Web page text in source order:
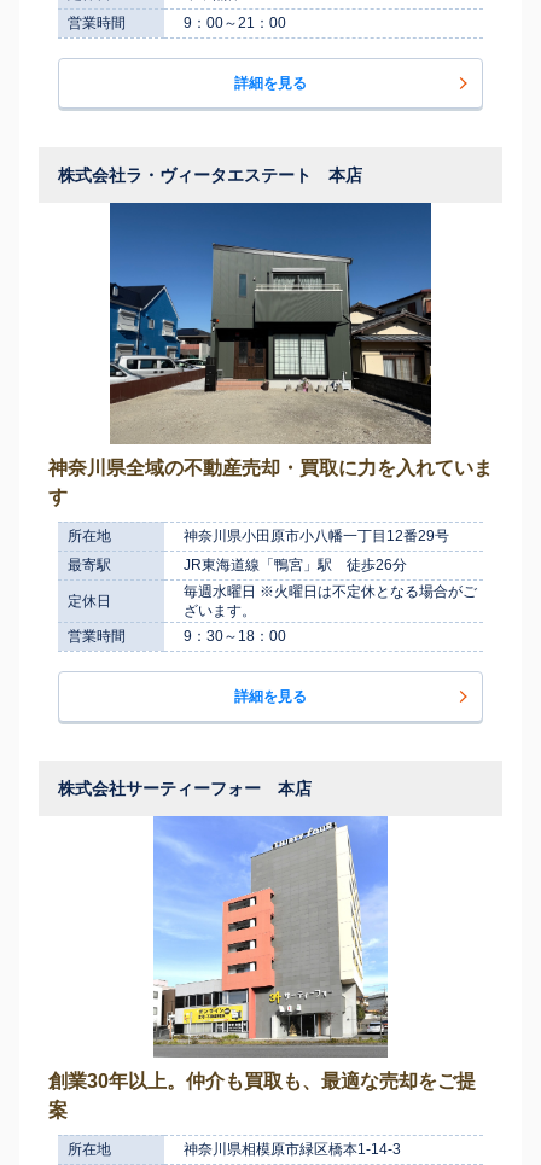
営業時間
9：00～21：00
詳細を見る
株式会社ラ・ヴィータエステート 本店
神奈川県全域の不動産売却・買取に力を入れていま
す
所在地
神奈川県小田原市小八幡一丁目12番29号
最寄駅
JR東海道線「鴨宮」駅 徒歩26分
定休日
毎週水曜日 ※火曜日は不定休となる場合がご
ざいます。
営業時間
9：30～18：00
詳細を見る
株式会社サーティーフォー 本店
創業30年以上。仲介も買取も、最適な売却をご提
案
所在地
神奈川県相模原市緑区橋本1-14-3